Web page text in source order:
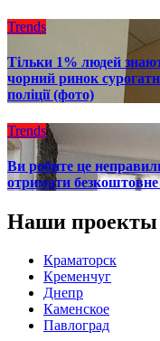
Trends
Тільки 1% людей
чорний ринок
поліції (фото)
Trends
Ви робите це
отримати
Наши проекты
Краматорск
Кременчуг
Днепр
Каменское
Павлоград